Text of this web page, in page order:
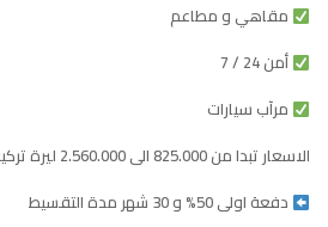
مقاهي و مطاعم
أمن 24 / 7
مرآب سيارات
الاسعار تبدا من 825.000 الى 2.560.000 ليرة تركية
دفعة اولى 50% و 30 شهر مدة التقسيط